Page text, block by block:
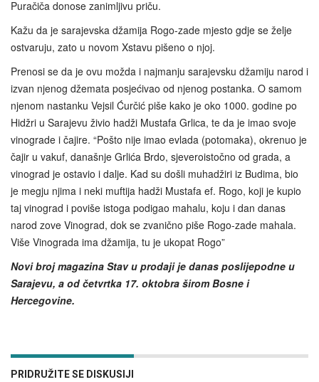
Puračiča donose zanimljivu priču.
Kažu da je sarajevska džamija Rogo-zade mjesto gdje se želje
ostvaruju, zato u novom Xstavu pišeno o njoj.
Prenosi se da je ovu možda i najmanju sarajevsku džamiju narod i
izvan njenog džemata posjećivao od njenog postanka. O samom
njenom nastanku Vejsil Ćurčić piše kako je oko 1000. godine po
Hidžri u Sarajevu živio hadži Mustafa Grlica, te da je imao svoje
vinograde i čajire. “Pošto nije imao evlada (potomaka), okrenuo je
čajir u vakuf, današnje Grlića Brdo, sjeveroistočno od grada, a
vinograd je ostavio i dalje. Kad su došli muhadžiri iz Budima, bio
je megju njima i neki muftija hadži Mustafa ef. Rogo, koji je kupio
taj vinograd i poviše istoga podigao mahalu, koju i dan danas
narod zove Vinograd, dok se zvanično piše Rogo-zade mahala.
Više Vinograda ima džamija, tu je ukopat Rogo”
Novi broj magazina Stav u prodaji je danas poslijepodne u
Sarajevu, a od četvrtka 17. oktobra širom Bosne i
Hercegovine.
PRIDRUŽITE SE DISKUSIJI